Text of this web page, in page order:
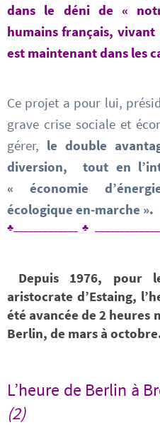
dans le déni de «
humains français,
est maintenant dans les
Ce projet a pour lui,
grave crise sociale et
gérer, le double
diversion, tout en
« économie
écologique en-marche ».
♣_____________ ♣
Depuis 1976, pour
aristocrate d’Estaing,
été avancée de 2 heures
Berlin, de mars à
L’heure de Berlin à
(2)